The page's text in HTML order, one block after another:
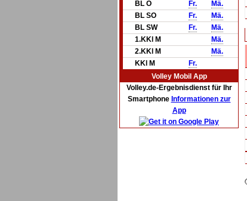
BL O
Fr.
Mä.
BL SO
Fr.
Mä.
BL SW
Fr.
Mä.
1.KKl M
Mä.
2.KKl M
Mä.
KKl M
Fr.
Volley Mobil App
Volley.de-Ergebnisdienst für Ihr
Smartphone Informationen zur
App